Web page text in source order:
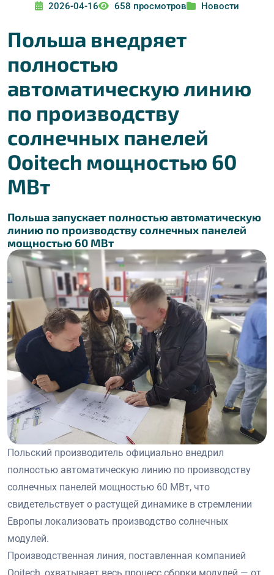
2026-04-16 658 просмотров Новости
Польша внедряет
полностью
автоматическую линию
по производству
солнечных панелей
Ooitech мощностью 60
МВт
Польша запускает полностью автоматическую
линию по производству солнечных панелей
мощностью 60 МВт
Польский производитель официально внедрил
полностью автоматическую линию по производству
солнечных панелей мощностью 60 МВт, что
свидетельствует о растущей динамике в стремлении
Европы локализовать производство солнечных
модулей.
Производственная линия, поставленная компанией